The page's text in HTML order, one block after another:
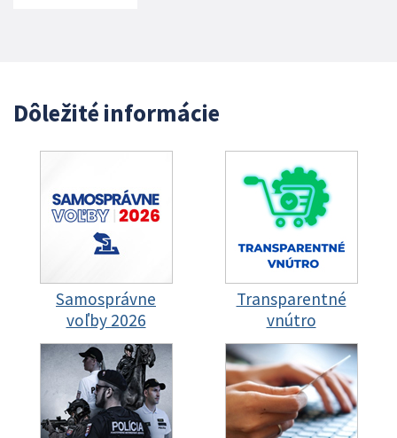
Dôležité informácie
Samosprávne
voľby 2026
Transparentné
vnútro